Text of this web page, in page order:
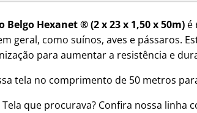
Belgo Hexanet ® (2 x 23 x 1,50 x 50m) é
geral, como suínos, aves e pássaros.
para aumentar a resistência e
tela no comprimento de 50 metros
que procurava? Confira nossa linha